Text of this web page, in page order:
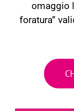
omaggio
foratura”